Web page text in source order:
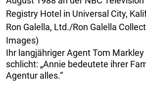
Registry Hotel in Universal City,
Ron Galella, Ltd./Ron Galella
Images)
Ihr langjähriger Agent Tom Markley
schlicht: „Annie bedeutete ihrer
Agentur alles.“